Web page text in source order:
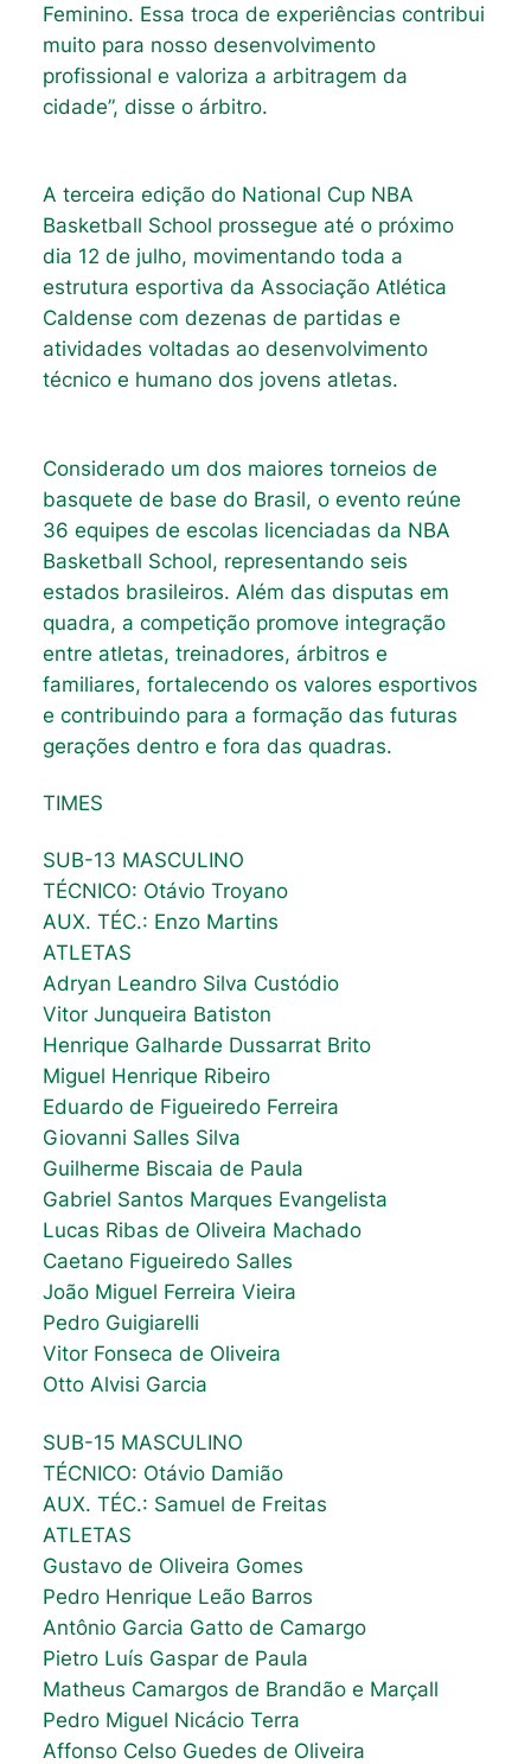
Feminino. Essa troca de experiências contribui
muito para nosso desenvolvimento
profissional e valoriza a arbitragem da
cidade”, disse o árbitro.
A terceira edição do National Cup NBA
Basketball School prossegue até o próximo
dia 12 de julho, movimentando toda a
estrutura esportiva da Associação Atlética
Caldense com dezenas de partidas e
atividades voltadas ao desenvolvimento
técnico e humano dos jovens atletas.
Considerado um dos maiores torneios de
basquete de base do Brasil, o evento reúne
36 equipes de escolas licenciadas da NBA
Basketball School, representando seis
estados brasileiros. Além das disputas em
quadra, a competição promove integração
entre atletas, treinadores, árbitros e
familiares, fortalecendo os valores esportivos
e contribuindo para a formação das futuras
gerações dentro e fora das quadras.
TIMES
SUB-13 MASCULINO
TÉCNICO: Otávio Troyano
AUX. TÉC.: Enzo Martins
ATLETAS
Adryan Leandro Silva Custódio
Vitor Junqueira Batiston
Henrique Galharde Dussarrat Brito
Miguel Henrique Ribeiro
Eduardo de Figueiredo Ferreira
Giovanni Salles Silva
Guilherme Biscaia de Paula
Gabriel Santos Marques Evangelista
Lucas Ribas de Oliveira Machado
Caetano Figueiredo Salles
João Miguel Ferreira Vieira
Pedro Guigiarelli
Vitor Fonseca de Oliveira
Otto Alvisi Garcia
SUB-15 MASCULINO
TÉCNICO: Otávio Damião
AUX. TÉC.: Samuel de Freitas
ATLETAS
Gustavo de Oliveira Gomes
Pedro Henrique Leão Barros
Antônio Garcia Gatto de Camargo
Pietro Luís Gaspar de Paula
Matheus Camargos de Brandão e Marçall
Pedro Miguel Nicácio Terra
Affonso Celso Guedes de Oliveira